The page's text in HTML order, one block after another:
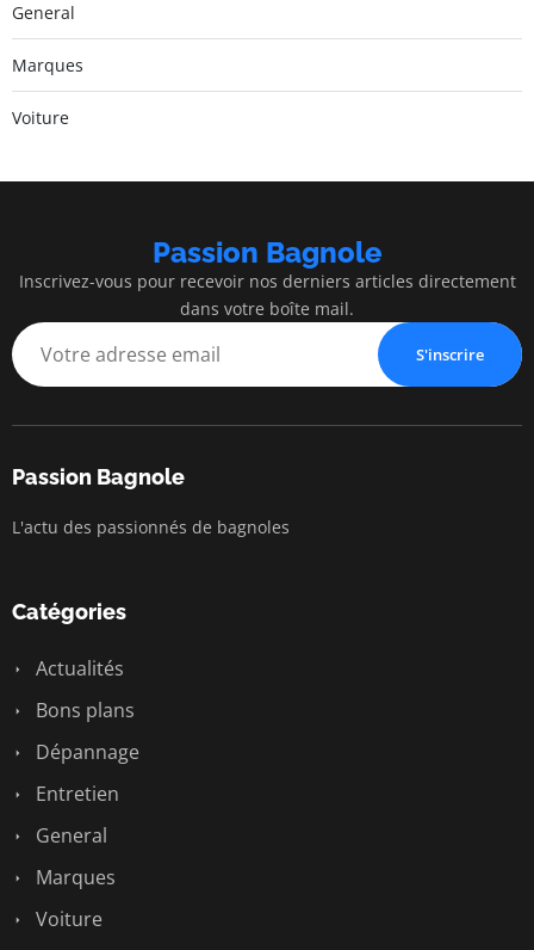
General
Marques
Voiture
Passion Bagnole
Inscrivez-vous pour recevoir nos derniers articles directement
dans votre boîte mail.
S'inscrire
Passion Bagnole
L'actu des passionnés de bagnoles
Catégories
Actualités
Bons plans
Dépannage
Entretien
General
Marques
Voiture